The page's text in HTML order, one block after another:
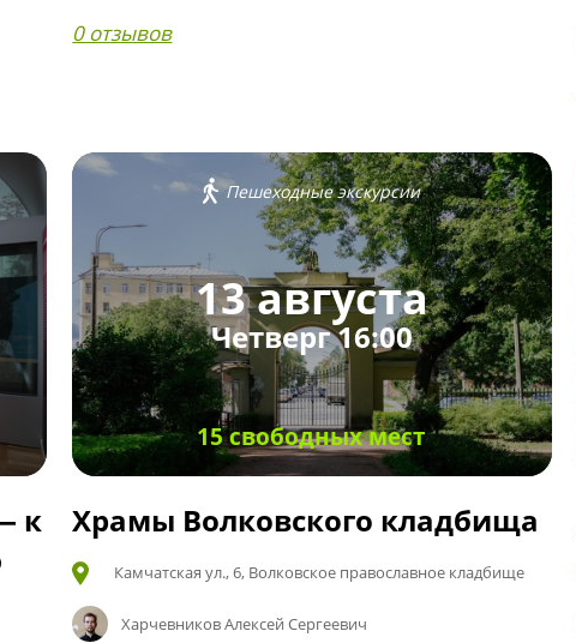
0 отзывов
к
Пешеходные экскурсии
13 августа
Четверг 16:00
15 свободных мест
Храмы Волковского кладбища
Камчатская ул., 6, Волковское православное кладбище
Харчевников Алексей Сергеевич